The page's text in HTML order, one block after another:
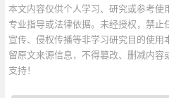
本文内容仅供个人学习、研究或参考使
专业指导或法律依据。未经授权，禁止
宣传、侵权传播等非学习研究目的使
留原文来源信息，不得篡改、删减内容
支持！